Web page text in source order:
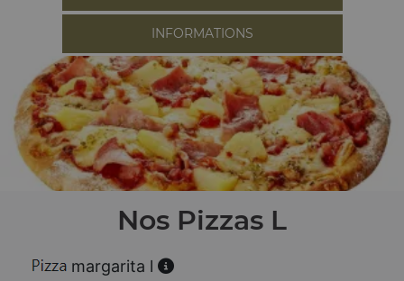
INFORMATIONS
Nos Pizzas L
margarita l